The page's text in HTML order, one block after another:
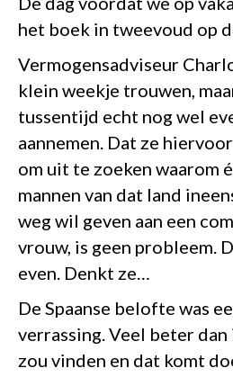
het boek in tweevoud op
Vermogensadviseur
klein weekje trouwen,
tussentijd echt nog wel
aannemen. Dat ze
om uit te zoeken waarom
mannen van dat land
weg wil geven aan een
vrouw, is geen probleem.
even. Denkt ze…
De Spaanse belofte was
verrassing. Veel beter
zou vinden en dat komt